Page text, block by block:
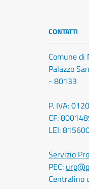
CONTATTI
Comune di
Palazzo
- 80133
P. IVA:
CF:
LEI:
Servizio
PEC:
Centralino